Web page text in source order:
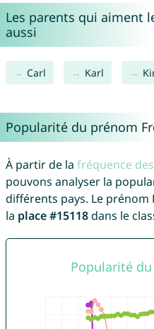
Les parents qui aiment
aussi
Carl Karl
Popularité du prénom
À partir de la fréquence
pouvons analyser la
différents pays. Le
la place #15118dans le